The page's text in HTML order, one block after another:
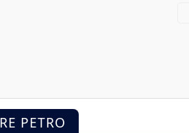
PETRO